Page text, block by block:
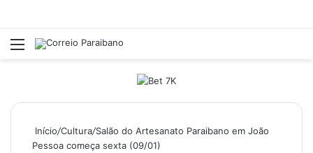
Menu
Início/Cultura/Salão do Artesanato Paraibano em João
Pessoa começa sexta (09/01)